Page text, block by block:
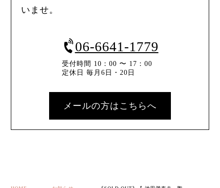
いませ。
06-6641-1779
受付時間 10：00 〜 17：00
定休日 毎月6日・20日
メールの方はこちらへ